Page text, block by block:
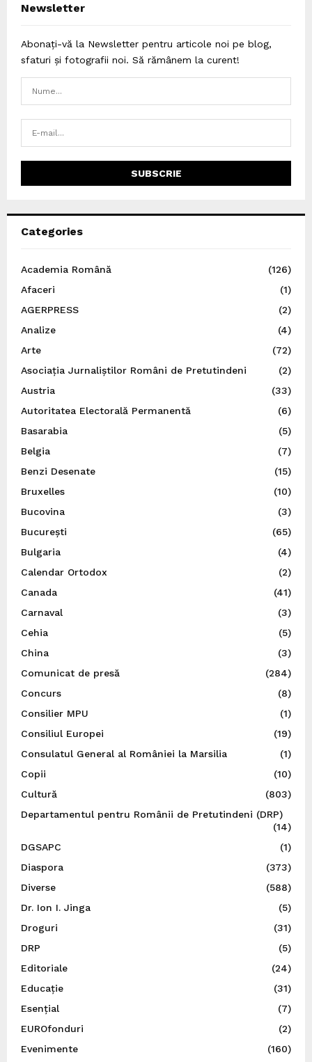
Newsletter
Abonați-vă la Newsletter pentru articole noi pe blog,
sfaturi și fotografii noi. Să rămânem la curent!
Categories
Academia Română
(126)
Afaceri
(1)
AGERPRESS
(2)
Analize
(4)
Arte
(72)
Asociația Jurnaliștilor Români de Pretutindeni
(2)
Austria
(33)
Autoritatea Electorală Permanentă
(6)
Basarabia
(5)
Belgia
(7)
Benzi Desenate
(15)
Bruxelles
(10)
Bucovina
(3)
București
(65)
Bulgaria
(4)
Calendar Ortodox
(2)
Canada
(41)
Carnaval
(3)
Cehia
(5)
China
(3)
Comunicat de presă
(284)
Concurs
(8)
Consilier MPU
(1)
Consiliul Europei
(19)
Consulatul General al României la Marsilia
(1)
Copii
(10)
Cultură
(803)
Departamentul pentru Românii de Pretutindeni (DRP)
(14)
DGSAPC
(1)
Diaspora
(373)
Diverse
(588)
Dr. Ion I. Jinga
(5)
Droguri
(31)
DRP
(5)
Editoriale
(24)
Educație
(31)
Esențial
(7)
EUROfonduri
(2)
Evenimente
(160)